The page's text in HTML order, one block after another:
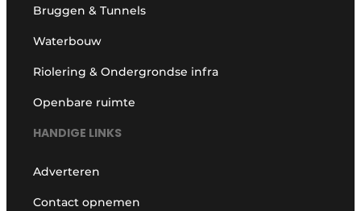
Bruggen & Tunnels
Waterbouw
Riolering & Ondergrondse infra
Openbare ruimte
HANDIGE LINKS
Adverteren
Contact opnemen